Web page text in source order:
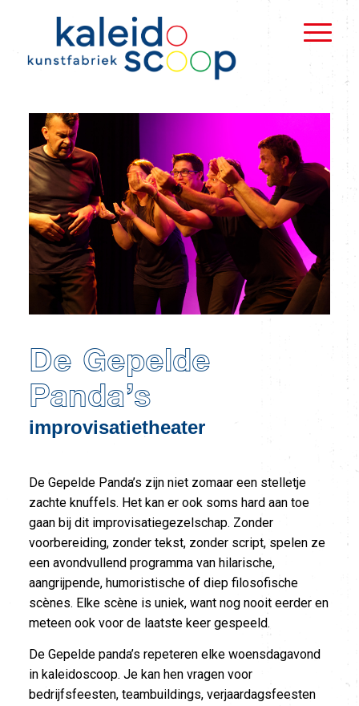
De Gepelde
Panda’s
improvisatietheater
De Gepelde Panda’s zijn niet zomaar een stelletje
zachte knuffels. Het kan er ook soms hard aan toe
gaan bij dit improvisatiegezelschap. Zonder
voorbereiding, zonder tekst, zonder script, spelen ze
een avondvullend programma van hilarische,
aangrijpende, humoristische of diep filosofische
scènes. Elke scène is uniek, want nog nooit eerder en
meteen ook voor de laatste keer gespeeld.
De Gepelde panda’s repeteren elke woensdagavond
in kaleidoscoop. Je kan hen vragen voor
bedrijfsfeesten, teambuildings, verjaardagsfeesten